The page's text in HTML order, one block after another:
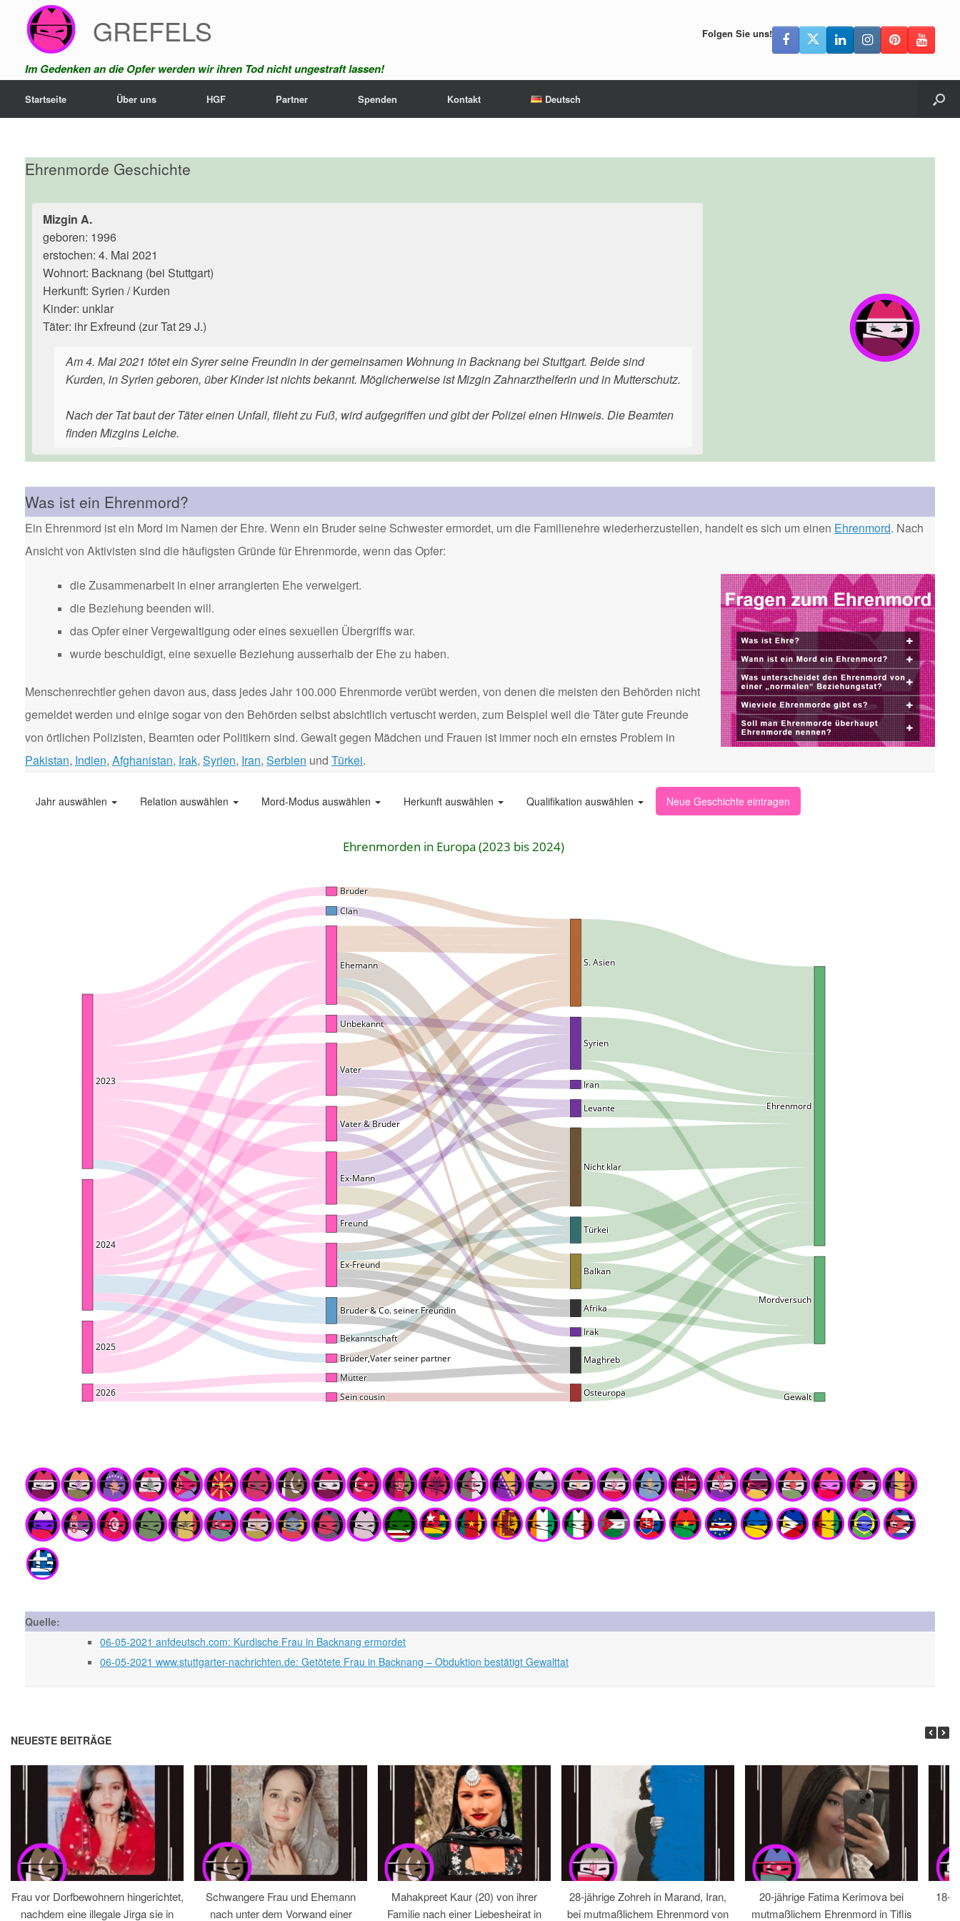
springen
GREFELS
Im Gedenken an die Opfer werden wir ihren Tod nicht ungestraft lassen!
Folgen Sie uns!
Startseite Über uns HGF Partner Spenden Kontakt Deutsch
Ehrenmorde Geschichte
Mizgin A.
geboren: 1996
erstochen: 4. Mai 2021
Wohnort: Backnang (bei Stuttgart)
Herkunft: Syrien / Kurden
Kinder: unklar
Täter: ihr Exfreund (zur Tat 29 J.)
Am 4. Mai 2021 tötet ein Syrer seine Freundin in der gemeinsamen Wohnung in Backnang bei Stuttgart. Beide sind
Kurden, in Syrien geboren, über Kinder ist nichts bekannt. Möglicherweise ist Mizgin Zahnarzthelferin und in Mutterschutz.
Nach der Tat baut der Täter einen Unfall, flieht zu Fuß, wird aufgegriffen und gibt der Polizei einen Hinweis. Die Beamten
finden Mizgins Leiche.
Was ist ein Ehrenmord?
Ein Ehrenmord ist ein Mord im Namen der Ehre. Wenn ein Bruder seine Schwester ermordet, um die Familienehre wiederherzustellen, handelt es sich um einen Ehrenmord. Nach
Ansicht von Aktivisten sind die häufigsten Gründe für Ehrenmorde, wenn das Opfer:
die Zusammenarbeit in einer arrangierten Ehe verweigert.
die Beziehung beenden will.
das Opfer einer Vergewaltigung oder eines sexuellen Übergriffs war.
wurde beschuldigt, eine sexuelle Beziehung ausserhalb der Ehe zu haben.
Menschenrechtler gehen davon aus, dass jedes Jahr 100.000 Ehrenmorde verübt werden, von denen die meisten den Behörden nicht
gemeldet werden und einige sogar von den Behörden selbst absichtlich vertuscht werden, zum Beispiel weil die Täter gute Freunde
von örtlichen Polizisten, Beamten oder Politikern sind. Gewalt gegen Mädchen und Frauen ist immer noch ein ernstes Problem in
Pakistan, Indien, Afghanistan, Irak, Syrien, Iran, Serbien und Türkei.
Quelle:
06-05-2021 anfdeutsch.com: Kurdische Frau in Backnang ermordet
06-05-2021 www.stuttgarter-nachrichten.de: Getötete Frau in Backnang – Obduktion bestätigt Gewalttat
NEUESTE BEITRÄGE
Frau vor Dorfbewohnern hingerichtet,
nachdem eine illegale Jirga sie in
Schwangere Frau und Ehemann
nach unter dem Vorwand einer
Mahakpreet Kaur (20) von ihrer
Familie nach einer Liebesheirat in
28-jährige Zohreh in Marand, Iran,
bei mutmaßlichem Ehrenmord von
20-jährige Fatima Kerimova bei
mutmaßlichem Ehrenmord in Tiflis
18-